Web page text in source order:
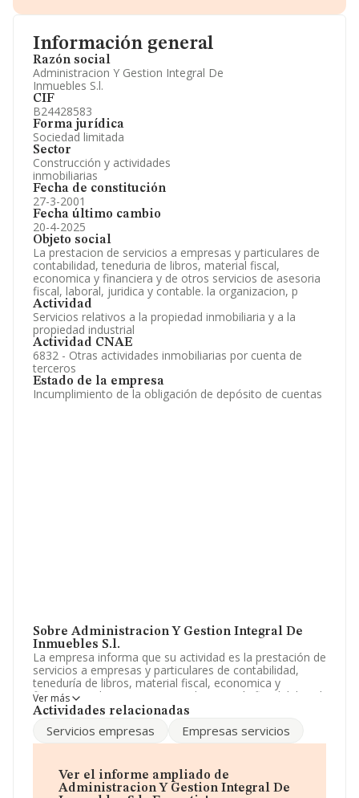
Información general
Razón social
Administracion Y Gestion Integral De
Inmuebles S.l.
CIF
B24428583
Forma jurídica
Sociedad limitada
Sector
Construcción y actividades
inmobiliarias
Fecha de constitución
27-3-2001
Fecha último cambio
20-4-2025
Objeto social
La prestacion de servicios a empresas y particulares de
contabilidad, teneduria de libros, material fiscal,
economica y financiera y de otros servicios de asesoria
fiscal, laboral, juridica y contable. la organizacion, p
Actividad
Servicios relativos a la propiedad inmobiliaria y a la
propiedad industrial
Actividad CNAE
6832 - Otras actividades inmobiliarias por cuenta de
terceros
Estado de la empresa
Incumplimiento de la obligación de depósito de cuentas
Sobre Administracion Y Gestion Integral De
Inmuebles S.l.
La empresa informa que su actividad es la prestación de
servicios a empresas y particulares de contabilidad,
teneduría de libros, material fiscal, economica y
financiera y de otros servicios de asesoría fiscal, laboral,
jurídica y contable. la organización, p. La empresa es
corresponde a 'Gestión y administración de la propiedad
inmobiliaria', cuyo Código es 6832. No realiza actividad
Para llamar las oficinas se puede hacer a través del
Ver más
Actividades relacionadas
Servicios empresas Empresas servicios
Ver el informe ampliado de
Administracion Y Gestion Integral De
Accionistas.
Artículos de prensa publicados sobre la empresa.
Información oficial y registral complementaria.